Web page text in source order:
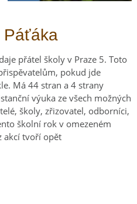
Páťáka
přátel školy v Praze 5. Toto
pokud jde
Má 44 stran a 4 strany
výuka ze všech možných
školy, zřizovatel, odborníci,
školní rok v omezeném
akcí tvoří opět